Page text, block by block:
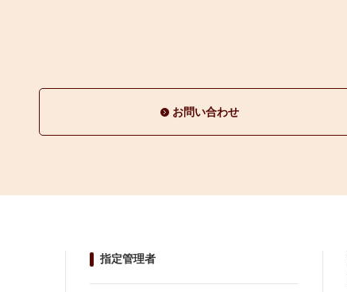
お問い合わせ
指定管理者